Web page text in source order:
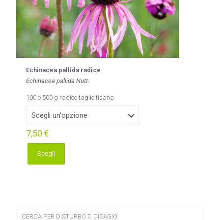
Echinacea pallida radice
Echinacea pallida Nutt.
100 o 500 g radice taglio tisana
7,50 €
Scegli
Questo
prodotto
opzioni
CERCA PER DISTURBO O DISAGIO